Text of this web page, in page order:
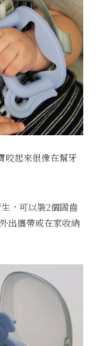
咬起來很像在幫牙
生，可以裝2個固齒
出攜帶或在家收納